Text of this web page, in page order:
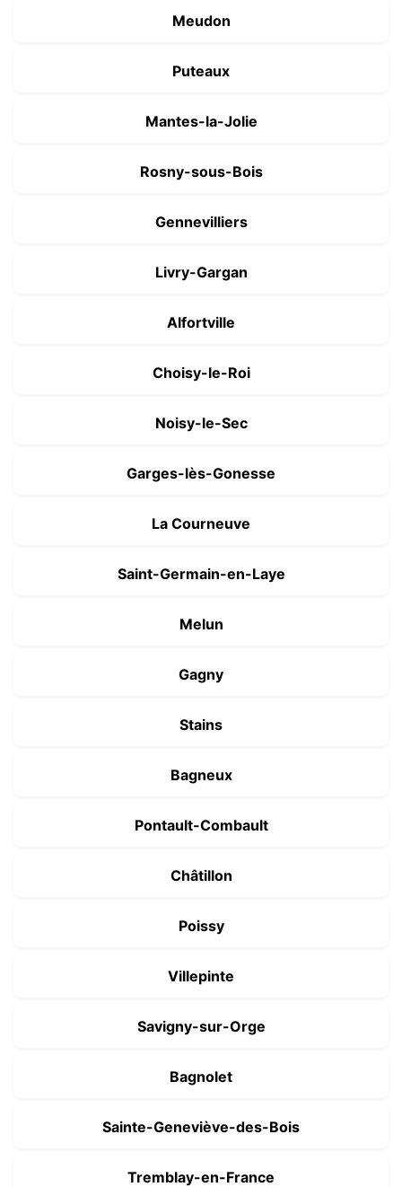
Meudon
Puteaux
Mantes-la-Jolie
Rosny-sous-Bois
Gennevilliers
Livry-Gargan
Alfortville
Choisy-le-Roi
Noisy-le-Sec
Garges-lès-Gonesse
La Courneuve
Saint-Germain-en-Laye
Melun
Gagny
Stains
Bagneux
Pontault-Combault
Châtillon
Poissy
Villepinte
Savigny-sur-Orge
Bagnolet
Sainte-Geneviève-des-Bois
Tremblay-en-France